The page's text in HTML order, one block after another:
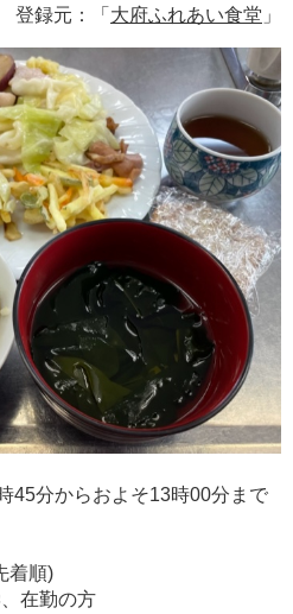
登録元：「 大府ふれあい食堂 」
45分からおよそ13時00分まで
着順)
在勤の方